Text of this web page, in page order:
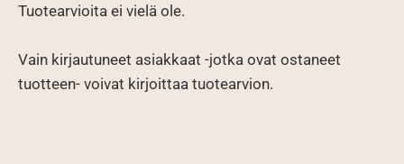
Tuotearvioita ei vielä ole.
Vain kirjautuneet asiakkaat -jotka ovat ostaneet
tuotteen- voivat kirjoittaa tuotearvion.